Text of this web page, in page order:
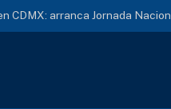
CDMX: arranca Jornada